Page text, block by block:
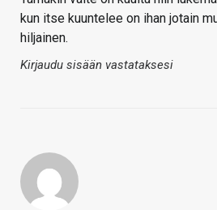
kun itse kuuntelee on ihan jotain
hiljainen.
Kirjaudu sisään vastataksesi